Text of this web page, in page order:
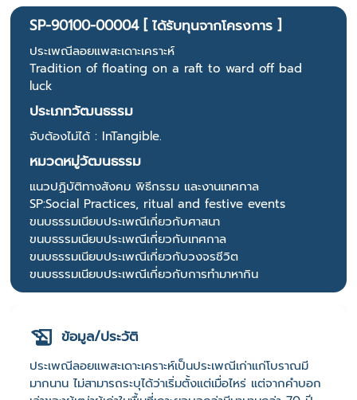
SP-90100-00004 [ ได้รับทุนจากโครงการ ]
ประเพณีลอยแพสะเดาะเคราะห์
Tradition of floating on a raft to ward off bad
luck
ประเภทวัฒนธรรม
จับต้องไม่ได้ : InTangible.
หมวดหมู่วัฒนธรรม
แนวปฏิบัติทางสังคม พิธีกรรม และงานเทศกาล
SP:Social Practices, ritual and festive events
ขนบธรรมเนียบประเพณีเกี่ยวกับศาสนา
ขนบธรรมเนียบประเพณีเกี่ยวกับเทศกาล
ขนบธรรมเนียบประเพณีเกี่ยวกับวงจรชีวิต
ขนบธรรมเนียบประเพณีเกี่ยวกับการทำมาหากิน
ข้อมูล/ประวัติ
ประเพณีลอยแพสะเดาะเคราะห์เป็นประเพณีเก่าแก่โบราณมี
มากนาน ไม่สามารถระบุได้ว่าเริ่มตั้งแต่เมื่อไหร่ แต่จากคำบอก